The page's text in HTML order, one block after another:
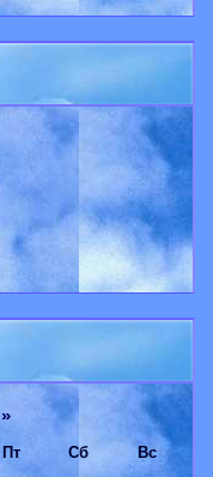
»
Пт Сб Вс